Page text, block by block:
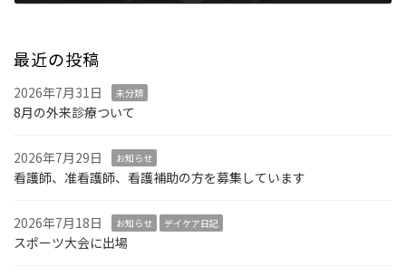
最近の投稿
2026年7月31日 未分類
8月の外来診療ついて
2026年7月29日 お知らせ
看護師、准看護師、看護補助の方を募集しています
2026年7月18日 お知らせ デイケア日記
スポーツ大会に出場